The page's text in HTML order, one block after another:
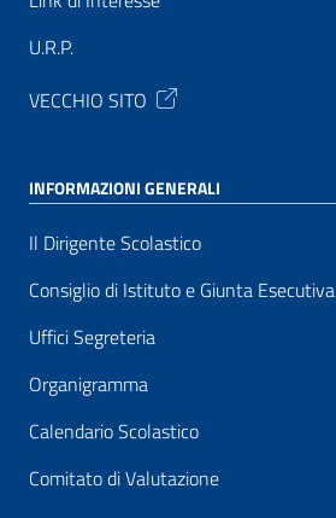
U.R.P.
VECCHIO SITO
INFORMAZIONI GENERALI
Il Dirigente Scolastico
Consiglio di Istituto e Giunta Esecutiva
Uffici Segreteria
Organigramma
Calendario Scolastico
Comitato di Valutazione